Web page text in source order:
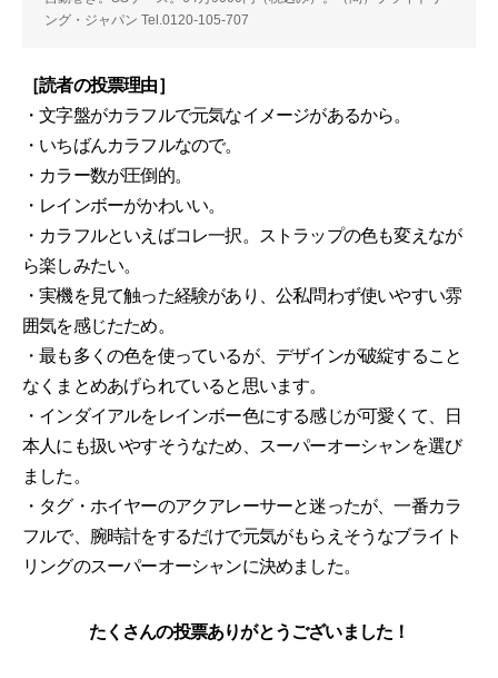
ング・ジャパン Tel.0120-105-707
［読者の投票理由］
・文字盤がカラフルで元気なイメージがあるから。
・いちばんカラフルなので。
・カラー数が圧倒的。
・レインボーがかわいい。
・カラフルといえばコレ一択。ストラップの色も変えなが
ら楽しみたい。
・実機を見て触った経験があり、公私問わず使いやすい雰
囲気を感じたため。
・最も多くの色を使っているが、デザインが破綻すること
なくまとめあげられていると思います。
・インダイアルをレインボー色にする感じが可愛くて、日
本人にも扱いやすそうなため、スーパーオーシャンを選び
ました。
・タグ・ホイヤーのアクアレーサーと迷ったが、一番カラ
フルで、腕時計をするだけで元気がもらえそうなブライト
リングのスーパーオーシャンに決めました。
たくさんの投票ありがとうございました！